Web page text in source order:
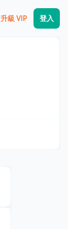
升級 VIP 登入